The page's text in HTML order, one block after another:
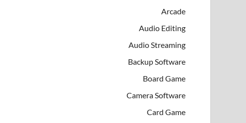
Arcade
Audio Editing
Audio Streaming
Backup Software
Board Game
Camera Software
Card Game